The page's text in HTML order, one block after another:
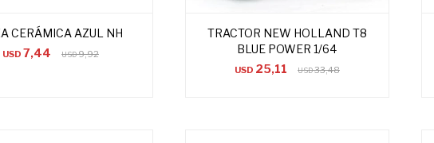
CERÁMICA AZUL NH
USD 7,44 USD9,92
TRACTOR NEW HOLLAND T8
BLUE POWER 1/64
USD 25,11 USD33,48